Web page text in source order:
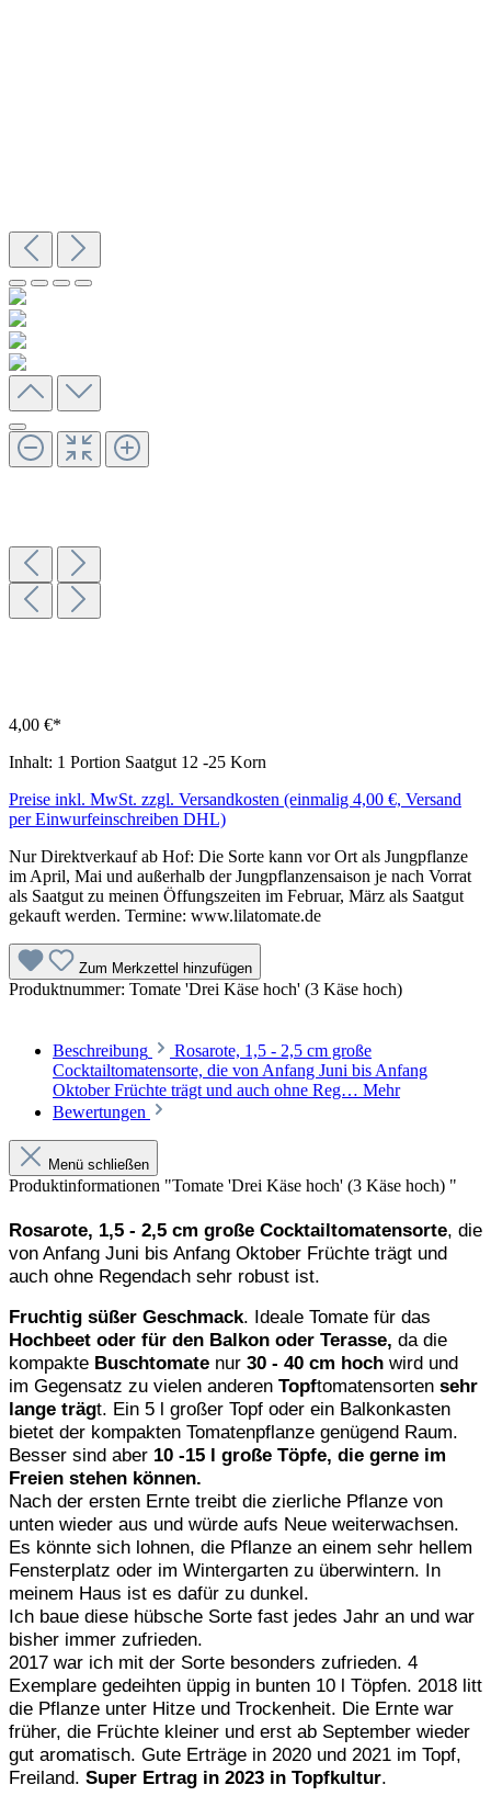
4,00 €*
Inhalt: 1 Portion Saatgut 12 -25 Korn
Preise inkl. MwSt. zzgl. Versandkosten (einmalig 4,00 €, Versand
per Einwurfeinschreiben DHL)
Nur Direktverkauf ab Hof: Die Sorte kann vor Ort als Jungpflanze
im April, Mai und außerhalb der Jungpflanzensaison je nach Vorrat
als Saatgut zu meinen Öffungszeiten im Februar, März als Saatgut
gekauft werden. Termine: www.lilatomate.de
Zum Merkzettel hinzufügen
Produktnummer: Tomate 'Drei Käse hoch' (3 Käse hoch)
Beschreibung
Rosarote, 1,5 - 2,5 cm große
Cocktailtomatensorte, die von Anfang Juni bis Anfang
Oktober Früchte trägt und auch ohne Reg… Mehr
Bewertungen
Menü schließen
Produktinformationen "Tomate 'Drei Käse hoch' (3 Käse hoch) "
Rosarote, 1,5 - 2,5 cm große Cocktailtomatensorte, die
von Anfang Juni bis Anfang Oktober Früchte trägt und
auch ohne Regendach sehr robust ist.
Fruchtig süßer Geschmack. Ideale Tomate für das
Hochbeet oder für den Balkon oder Terasse, da die
kompakte Buschtomate nur 30 - 40 cm hoch wird und
im Gegensatz zu vielen anderen Topftomatensorten sehr
lange trägt. Ein 5 l großer Topf oder ein Balkonkasten
bietet der kompakten Tomatenpflanze genügend Raum.
Besser sind aber 10 -15 l große Töpfe, die gerne im
Freien stehen können.
Nach der ersten Ernte treibt die zierliche Pflanze von
unten wieder aus und würde aufs Neue weiterwachsen.
Es könnte sich lohnen, die Pflanze an einem sehr hellem
Fensterplatz oder im Wintergarten zu überwintern. In
meinem Haus ist es dafür zu dunkel.
Ich baue diese hübsche Sorte fast jedes Jahr an und war
bisher immer zufrieden.
2017 war ich mit der Sorte besonders zufrieden. 4
Exemplare gedeihten üppig in bunten 10 l Töpfen. 2018 litt
die Pflanze unter Hitze und Trockenheit. Die Ernte war
früher, die Früchte kleiner und erst ab September wieder
gut aromatisch. Gute Erträge in 2020 und 2021 im Topf,
Freiland. Super Ertrag in 2023 in Topfkultur.